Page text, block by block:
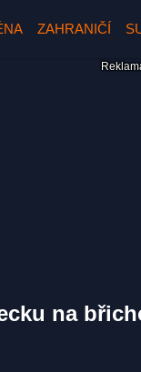
ZAHRANIČÍ
na